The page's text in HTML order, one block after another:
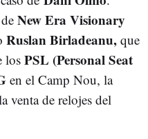
New Era Visionary
Ruslan Birladeanu, que
losPSL (Personal Seat
en el Camp Nou, la
venta de relojes del